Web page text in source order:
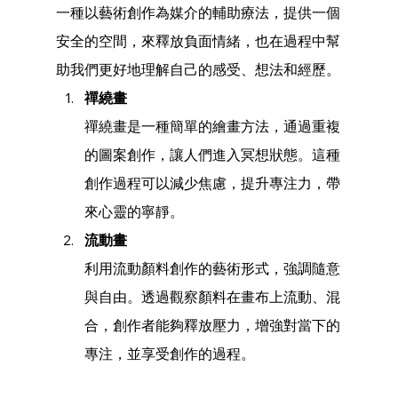
一種以藝術創作為媒介的輔助療法，提供一個
安全的空間，來釋放負面情緒，也在過程中幫
助我們更好地理解自己的感受、想法和經歷。
禪繞畫
禪繞畫是一種簡單的繪畫方法，通過重複
的圖案創作，讓人們進入冥想狀態。這種
創作過程可以減少焦慮，提升專注力，帶
來心靈的寧靜。
流動畫
利用流動顏料創作的藝術形式，強調隨意
與自由。透過觀察顏料在畫布上流動、混
合，創作者能夠釋放壓力，增強對當下的
專注，並享受創作的過程。